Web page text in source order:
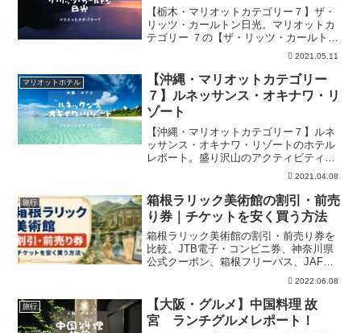
【栃木・マリオットカテゴリー７】ザ・
リッツ・カールトン日光。マリオットカ
テゴリー ７の【ザ・リッツ・カールトン
日光】奥日光の手つかずの自然と調和す
るように佇むラグジュアリーリゾート
「客室」「朝食」「値段」の3つの視点で
徹底解説。
2021.05.11
マリオットホテル
【沖縄・マリオットカテゴリー
７】ルネッサンス・オキナワ・リ
ゾート
【沖縄・マリオットカテゴリー７】ルネ
ッサンス・オキナワ・リゾートのホテル
レポート。盛り沢山のアクティビティ、
豊富な朝食レストラン、全室オーシャン
指の最高リゾート施設です。無料で宿泊
する方法も掲載中です！
2021.04.08
旅行
箱根ラリック美術館の割引・前売
り券｜チケットを安く買う方法
箱根ラリック美術館の割引・前売り券を
比較。JTB電子・コンビニ券、神奈川県
公式クーポン、箱根フリーパス、JAF、2
館セットの料金、対象者、購入方法、払
い戻し条件を一次情報で整理します。
2022.06.08
旅行
【大阪・グルメ】中国料理 故
宮 ランチグルメレポート！